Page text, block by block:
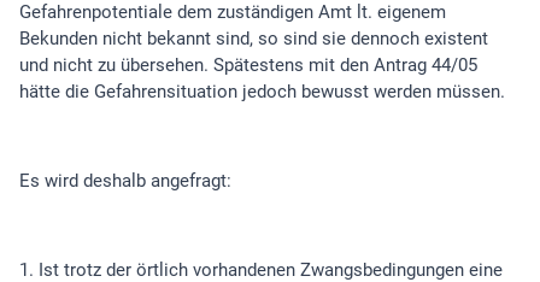
Gefahrenpotentiale dem zuständigen Amt lt. eigenem
Bekunden nicht bekannt sind, so sind sie dennoch existent
und nicht zu übersehen. Spätestens mit den Antrag 44/05
hätte die Gefahrensituation jedoch bewusst werden müssen.
Es wird deshalb angefragt:
1. Ist trotz der örtlich vorhandenen Zwangsbedingungen eine